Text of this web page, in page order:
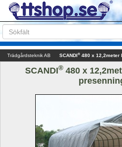
Trädgårdsteknik AB SCANDI® 480 x 12,2meter
SCANDI®480 x